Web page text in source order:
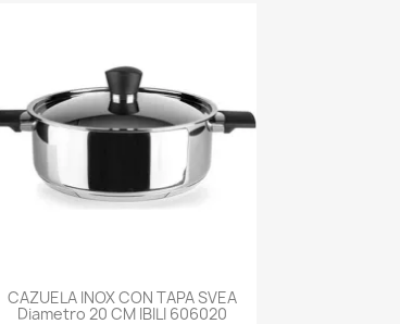
-->
CAZUELA INOX CON TAPA SVEA
Diametro 20 CM IBILI 606020